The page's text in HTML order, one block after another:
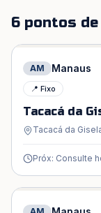
6 pontos
AM Manaus
📍 Fixo
Tacacá da
Tacacá da
Próx: Consulte